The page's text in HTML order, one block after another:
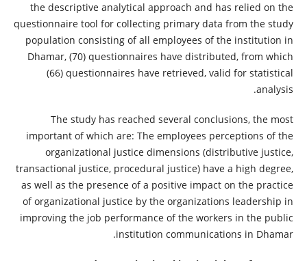
the descriptive analytical approach and has relied on the
questionnaire tool for collecting primary data from the study
population consisting of all employees of the institution in
Dhamar, (70) questionnaires have distributed, from which
(66) questionnaires have retrieved, valid for statistical
analysis.
The study has reached several conclusions, the most
important of which are: The employees perceptions of the
organizational justice dimensions (distributive justice,
transactional justice, procedural justice) have a high degree,
as well as the presence of a positive impact on the practice
of organizational justice by the organizations leadership in
improving the job performance of the workers in the public
institution communications in Dhamar.